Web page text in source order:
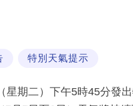
特別天氣提示
星期二）下午5時45分發